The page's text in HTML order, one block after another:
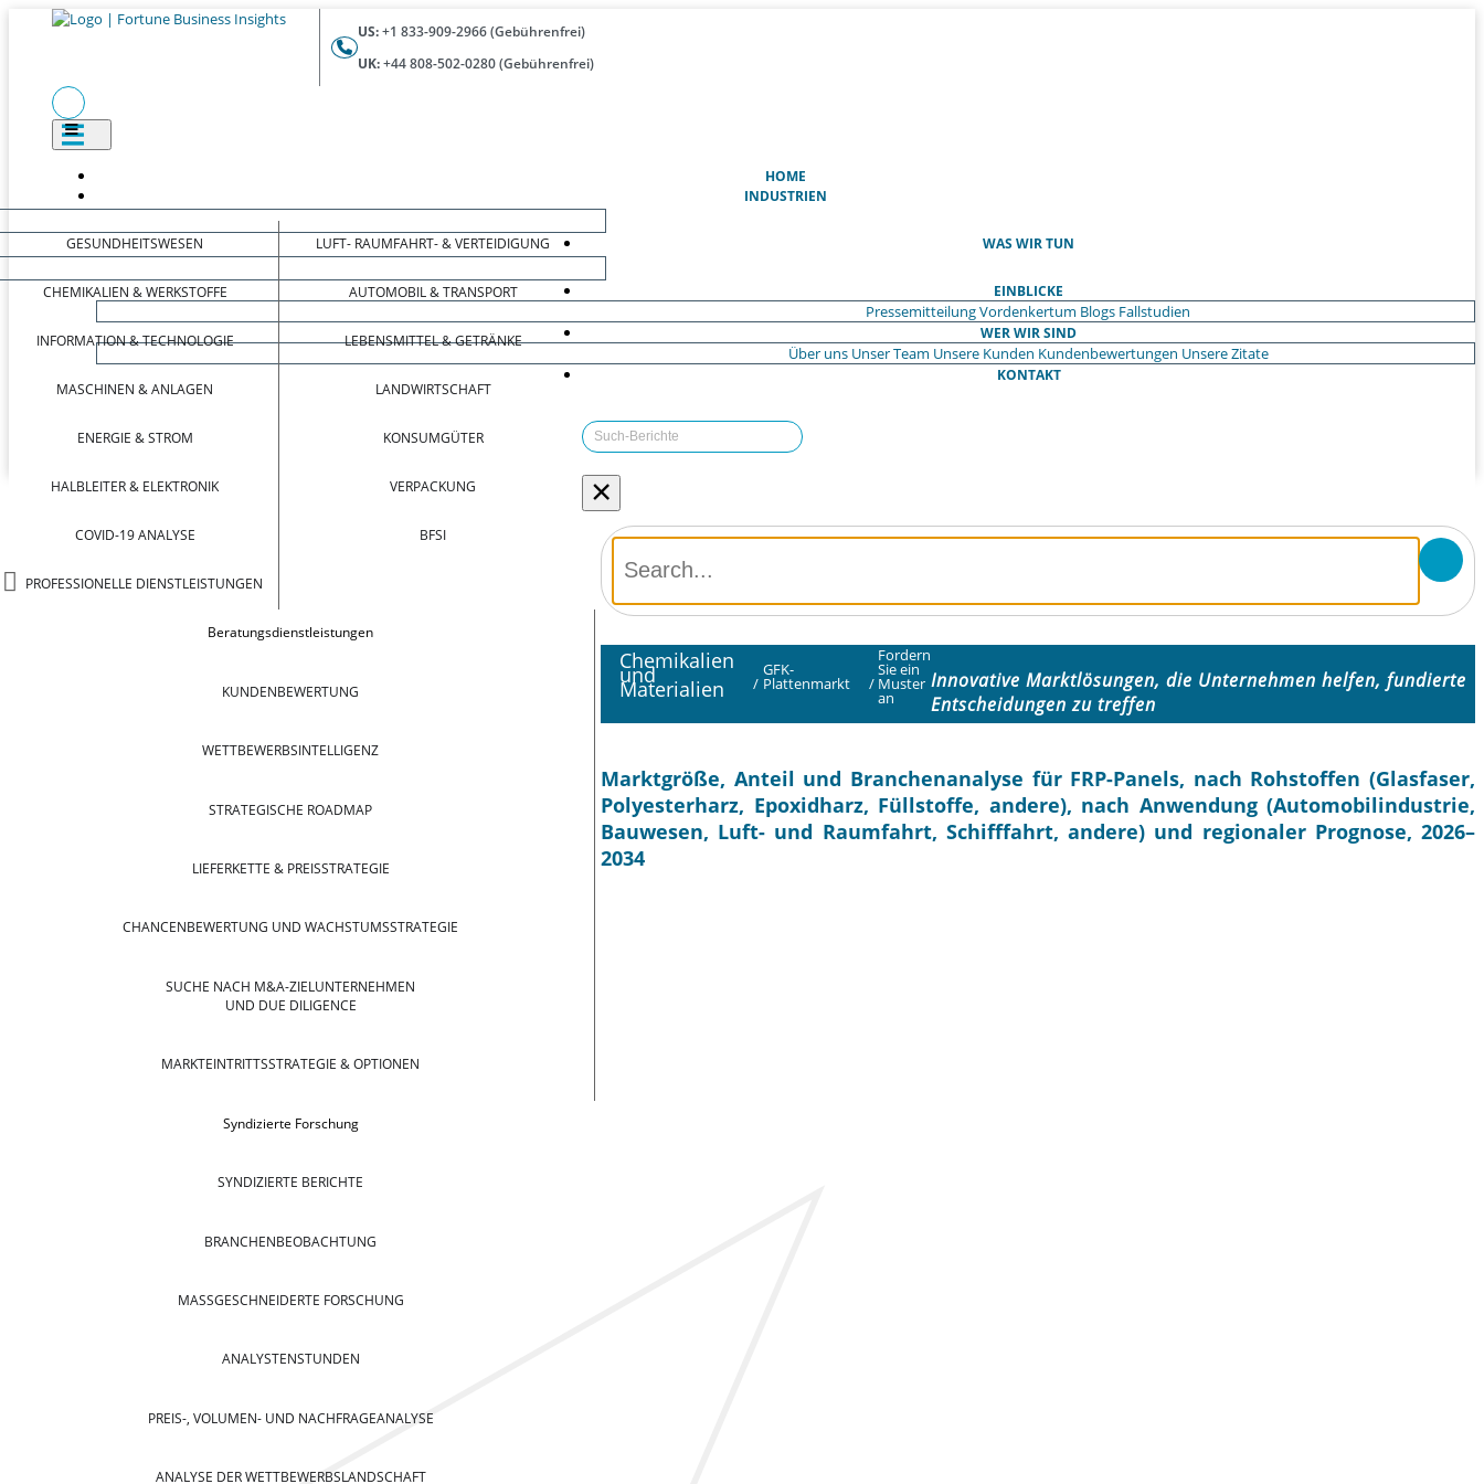
US:+1 833-909-2966 (Gebührenfrei)
UK:+44 808-502-0280 (Gebührenfrei)
HOME
INDUSTRIEN
GESUNDHEITSWESEN
CHEMIKALIEN & WERKSTOFFE
INFORMATION & TECHNOLOGIE
MASCHINEN & ANLAGEN
ENERGIE & STROM
HALBLEITER & ELEKTRONIK
COVID-19 ANALYSE
PROFESSIONELLE DIENSTLEISTUNGEN
LUFT- RAUMFAHRT- & VERTEIDIGUNG
AUTOMOBIL & TRANSPORT
LEBENSMITTEL & GETRÄNKE
LANDWIRTSCHAFT
KONSUMGÜTER
VERPACKUNG
BFSI
WAS WIR TUN
Beratungsdienstleistungen
KUNDENBEWERTUNG
WETTBEWERBSINTELLIGENZ
STRATEGISCHE ROADMAP
LIEFERKETTE & PREISSTRATEGIE
CHANCENBEWERTUNG UND WACHSTUMSSTRATEGIE
SUCHE NACH M&A-ZIELUNTERNEHMEN
UND DUE DILIGENCE
MARKTEINTRITTSSTRATEGIE & OPTIONEN
Syndizierte Forschung
SYNDIZIERTE BERICHTE
BRANCHENBEOBACHTUNG
MASSGESCHNEIDERTE FORSCHUNG
ANALYSTENSTUNDEN
PREIS-, VOLUMEN- UND NACHFRAGEANALYSE
ANALYSE DER WETTBEWERBSLANDSCHAFT
EINBLICKE
PressemitteilungVordenkertum Blogs Fallstudien
WER WIR SIND
Über uns Unser Team Unsere Kunden Kundenbewertungen Unsere Zitate
KONTAKT
×
Chemikalien
und
Materialien /
GFK-
Plattenmarkt /
Fordern
Sie ein
Muster
an
Innovative Marktlösungen, die Unternehmen helfen, fundierte
Entscheidungen zu treffen
Marktgröße, Anteil und Branchenanalyse für FRP-Panels, nach Rohstoffen (Glasfaser,
Polyesterharz, Epoxidharz, Füllstoffe, andere), nach Anwendung (Automobilindustrie,
Bauwesen, Luft- und Raumfahrt, Schifffahrt, andere) und regionaler Prognose, 2026–
2034